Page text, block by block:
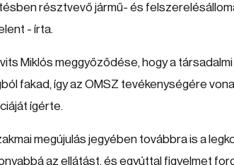
résztvevő jármű- és
- írta.
Miklós meggyőződése, hogy a
fakad, így az OMSZ tevékenységére
ígérte.
megújulás jegyében továbbra is a
az ellátást, és egyúttal figyelmet